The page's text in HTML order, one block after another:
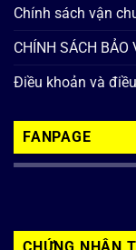
Chính sách vận
CHÍNH SÁCH BẢO
Điều khoản và
FANPAGE